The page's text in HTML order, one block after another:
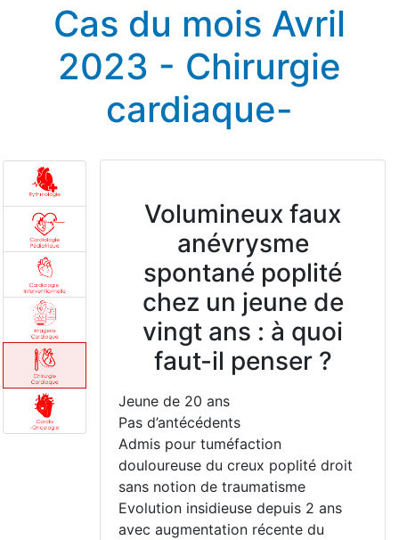
Cas du mois Avril
2023 - Chirurgie
cardiaque-
Volumineux faux
anévrysme
spontané poplité
chez un jeune de
vingt ans : à quoi
faut-il penser ?
Jeune de 20 ans
Pas d’antécédents
Admis pour tuméfaction
douloureuse du creux poplité droit
sans notion de traumatisme
Evolution insidieuse depuis 2 ans
avec augmentation récente du